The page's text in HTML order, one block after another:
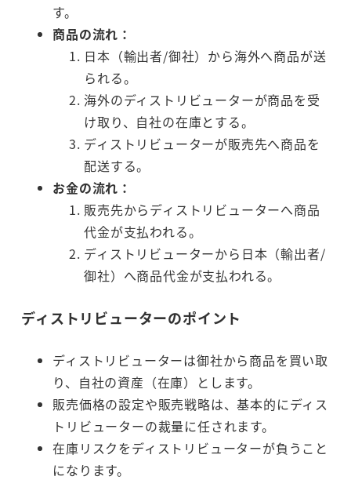
す。
商品の流れ：
日本（輸出者/御社）から海外へ商品が送
られる。
海外のディストリビューターが商品を受
け取り、自社の在庫とする。
ディストリビューターが販売先へ商品を
配送する。
お金の流れ：
販売先からディストリビューターへ商品
代金が支払われる。
ディストリビューターから日本（輸出者/
御社）へ商品代金が支払われる。
ディストリビューターのポイント
ディストリビューターは御社から商品を買い取
り、自社の資産（在庫）とします。
販売価格の設定や販売戦略は、基本的にディス
トリビューターの裁量に任されます。
在庫リスクをディストリビューターが負うこと
になります。